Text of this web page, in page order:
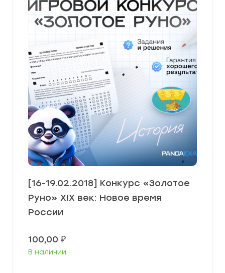
[16-19.02.2018] Конкурс «Золотое
Руно» XIX век: Новое время
России
100,00 ₽
В наличии